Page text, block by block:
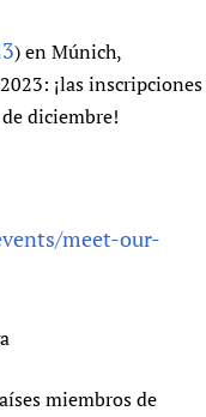
) en Múnich,
¡las inscripciones
diciembre!
meet-our-
miembros de